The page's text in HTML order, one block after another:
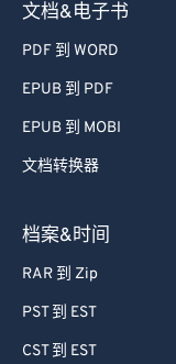
文档&电子书
PDF 到 WORD
EPUB 到 PDF
EPUB 到 MOBI
文档转换器
档案&时间
RAR 到 Zip
PST 到 EST
CST 到 EST